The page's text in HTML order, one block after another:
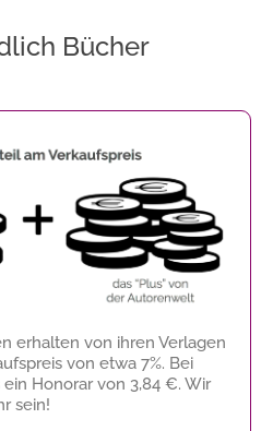
Bücher
erhalten von ihren Verlagen
von etwa 7%. Bei
Honorar von 3,84 €. Wir
sein!